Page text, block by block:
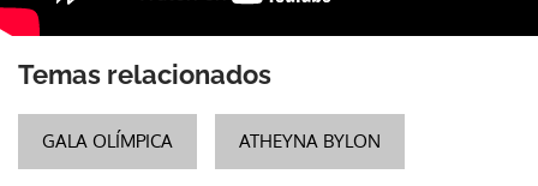
Temas relacionados
GALA OLÍMPICA ATHEYNA BYLON